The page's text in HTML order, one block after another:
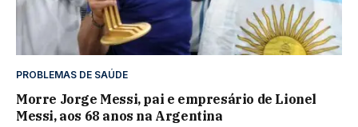
PROBLEMAS DE SAÚDE
Morre Jorge Messi, pai e empresário de Lionel
Messi, aos 68 anos na Argentina